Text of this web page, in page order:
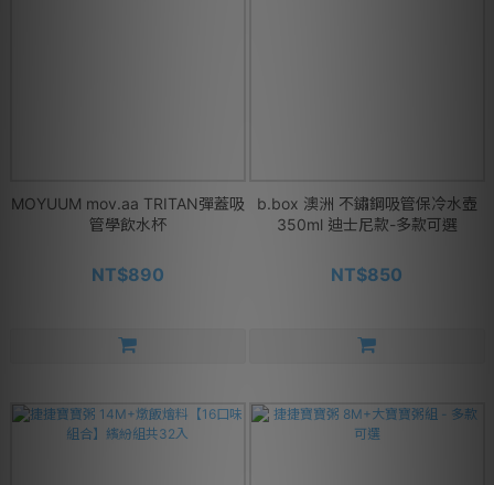
MOYUUM mov.aa TRITAN彈蓋吸
管學飲水杯
NT$890
b.box 澳洲 不鏽鋼吸管保冷水壺
350ml 迪士尼款-多款可選
NT$850